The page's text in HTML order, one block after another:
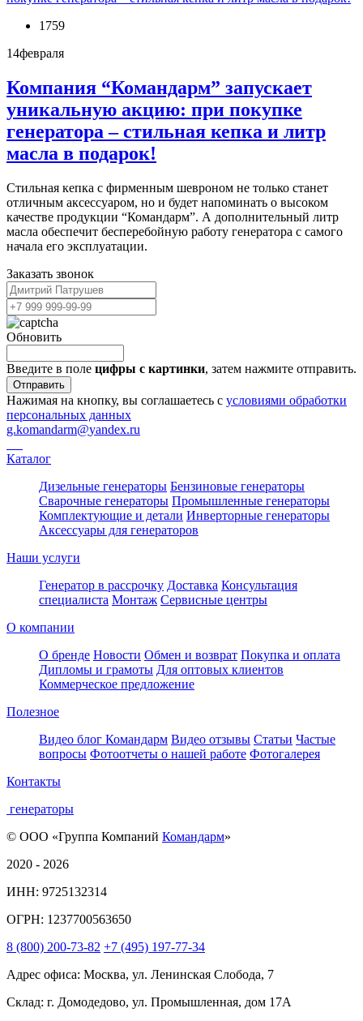
1759
14февраля
Компания “Командарм” запускает
уникальную акцию: при покупке
генератора – стильная кепка и литр
масла в подарок!
Стильная кепка с фирменным шевроном не только станет
отличным аксессуаром, но и будет напоминать о высоком
качестве продукции “Командарм”. А дополнительный литр
масла обеспечит бесперебойную работу генератора с самого
начала его эксплуатации.
Заказать звонок
Обновить
Введите в поле цифры c картинки, затем нажмите отправить.
Отправить
Нажимая на кнопку, вы соглашаетесь с условиями обработки
персональных данных
g.komandarm@yandex.ru
Каталог
Дизельные генераторы Бензиновые генераторы
Сварочные генераторы Промышленные генераторы
Комплектующие и детали Инверторные генераторы
Аксессуары для генераторов
Наши услуги
Генератор в рассрочку Доставка Консультация
специалиста Монтаж Сервисные центры
О компании
О бренде Новости Обмен и возврат Покупка и оплата
Дипломы и грамоты Для оптовых клиентов
Коммерческое предложение
Полезное
Видео блог Командарм Видео отзывы Статьи Частые
вопросы Фотоотчеты о нашей работе Фотогалерея
Контакты
генераторы
© ООО «Группа Компаний Командарм»
2020 - 2026
ИНН: 9725132314
ОГРН: 1237700563650
8 (800) 200-73-82 +7 (495) 197-77-34
Адрес офиса: Москва, ул. Ленинская Слобода, 7
Склад: г. Домодедово, ул. Промышленная, дом 17А